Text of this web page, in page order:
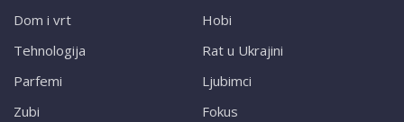
Dom i vrt
Tehnologija
Parfemi
Zubi
Hobi
Rat u Ukrajini
Ljubimci
Fokus